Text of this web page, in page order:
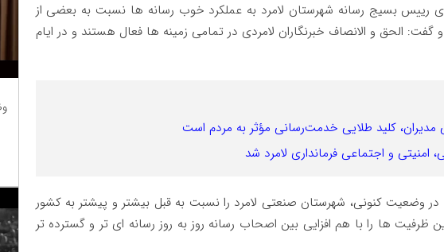
رییس بسیج رسانه شهرستان لامرد به عملکرد خوب رسانه ها نسبت به بعضی از
الحق و الانصاف خبرنگاران لامردی در تمامی زمینه ها فعال هستند و در ایام
مدیران، کلید طلایی خدمت‌رسانی مؤثر به مردم است
و اجتماعی فرمانداری لامرد شد
وضعیت کنونی، شهرستان صنعتی لامرد را نسبت به قبل بیشتر و پیشتر به کشور
ظرفیت ها را با هم افزایی بین اصحاب رسانه روز به روز رسانه ای تر و گسترده تر